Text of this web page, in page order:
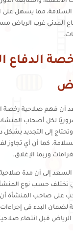
السلامة، مما يسهل على
المدني غرب الرياض
الدفاع
أن فهم صلاحية رخصة
لكل أصحاب
إلى التجديد بشكل
كما أن أي تجاوز
وربما الإغلاق.
إلى أن مدة
تختلف حسب نوع
على صاحب المنشأة أن
لضمان البدء في
الرياض قبل انتهاء